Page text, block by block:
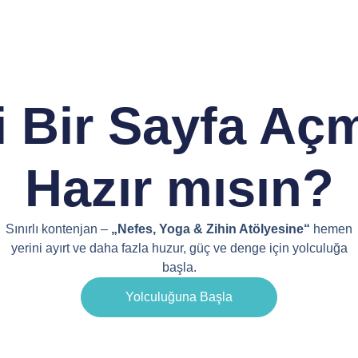
Bir Sayfa
Hazır mısın?
Sınırlı kontenjan – „Nefes, Yoga & Zihin Atölyesine“ hemen
yerini ayırt ve daha fazla huzur, güç ve denge için yolculuğa
başla.
Yolculuğuna Başla